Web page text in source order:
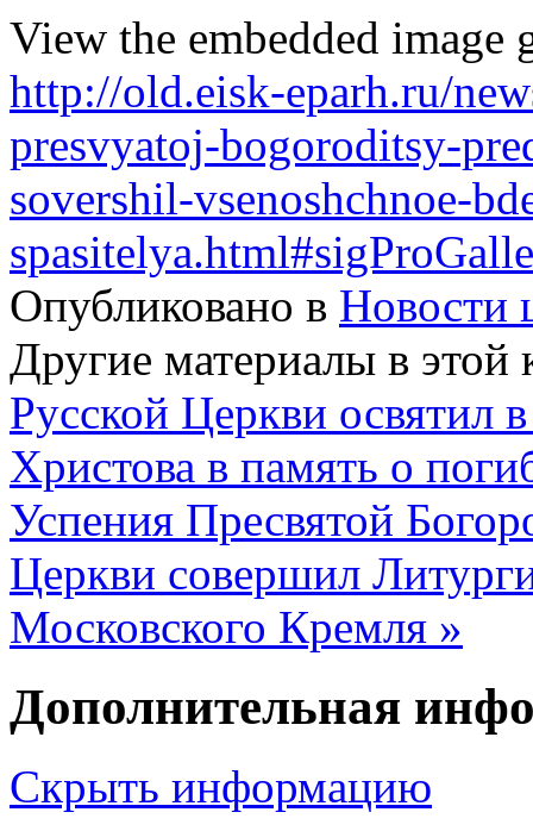
View the embedded image
http://old.eisk-eparh.ru/
presvyatoj-bogoroditsy-
sovershil-vsenoshchnoe-
Опубликовано в Новости
Другие материалы в этой
Русской Церкви освятил
Христова в память о
Успения Пресвятой
Церкви совершил
Московского Кремля »
Дополнительная
Скрыть информацию